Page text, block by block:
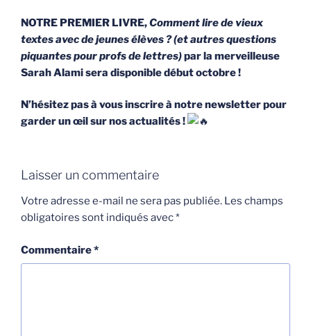
NOTRE PREMIER LIVRE,Comment lire de vieux
textes avec de jeunes élèves ? (et autres questions
piquantes pour profs de lettres)par la merveilleuse
Sarah Alami sera disponible début octobre !
N’hésitez pas à vous inscrire à notre newsletter pour
garder un œil sur nos actualités !
Laisser un commentaire
Votre adresse e-mail ne sera pas publiée. Les champs
obligatoires sont indiqués avec*
Commentaire*